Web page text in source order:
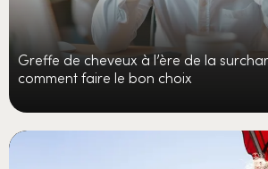
Greffe de cheveux à l’ère de la
comment faire le bon choix